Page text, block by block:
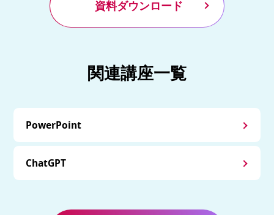
資料ダウンロード
関連講座一覧
PowerPoint
ChatGPT